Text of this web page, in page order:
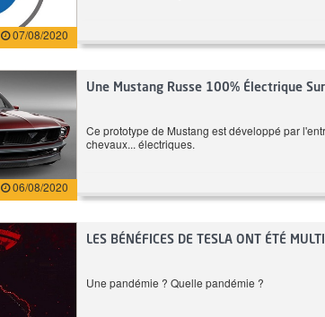
07/08/2020
06/08/2020
Une Mustang Russe 100% Électrique
Ce prototype de Mustang est développé par
chevaux... électriques.
LES BÉNÉFICES DE TESLA ONT ÉTÉ
Une pandémie ? Quelle pandémie ?
km
Prix: 279 900 DT